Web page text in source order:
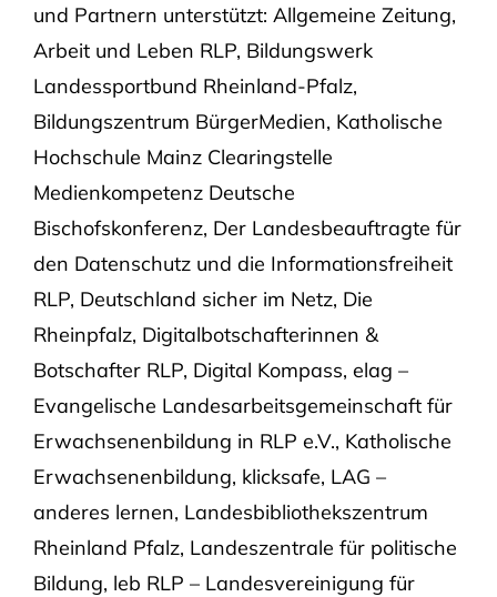
und Partnern unterstützt: Allgemeine Zeitung,
Arbeit und Leben RLP, Bildungswerk
Landessportbund Rheinland-Pfalz,
Bildungszentrum BürgerMedien, Katholische
Hochschule Mainz Clearingstelle
Medienkompetenz Deutsche
Bischofskonferenz, Der Landesbeauftragte für
den Datenschutz und die Informationsfreiheit
RLP, Deutschland sicher im Netz, Die
Rheinpfalz, Digitalbotschafterinnen &
Botschafter RLP, Digital Kompass, elag –
Evangelische Landesarbeitsgemeinschaft für
Erwachsenenbildung in RLP e.V., Katholische
Erwachsenenbildung, klicksafe, LAG –
anderes lernen, Landesbibliothekszentrum
Rheinland Pfalz, Landeszentrale für politische
Bildung, leb RLP – Landesvereinigung für